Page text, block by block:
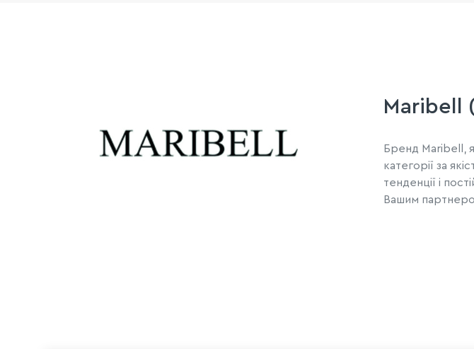
Maribell
Бренд Maribell,
категорії за
тенденції і
Вашим